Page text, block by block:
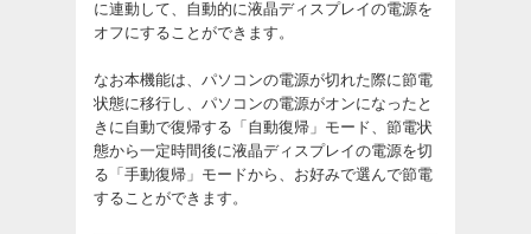
に連動して、自動的に液晶ディスプレイの電源を
オフにすることができます。
なお本機能は、パソコンの電源が切れた際に節電
状態に移行し、パソコンの電源がオンになったと
きに自動で復帰する「自動復帰」モード、節電状
態から一定時間後に液晶ディスプレイの電源を切
る「手動復帰」モードから、お好みで選んで節電
することができます。